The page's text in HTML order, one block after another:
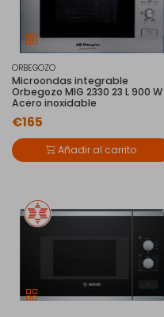
ORBEGOZO
Microondas integrable
Orbegozo MIG 2330 23 L 900 W
Acero inoxidable
€165
Añadir al carrito